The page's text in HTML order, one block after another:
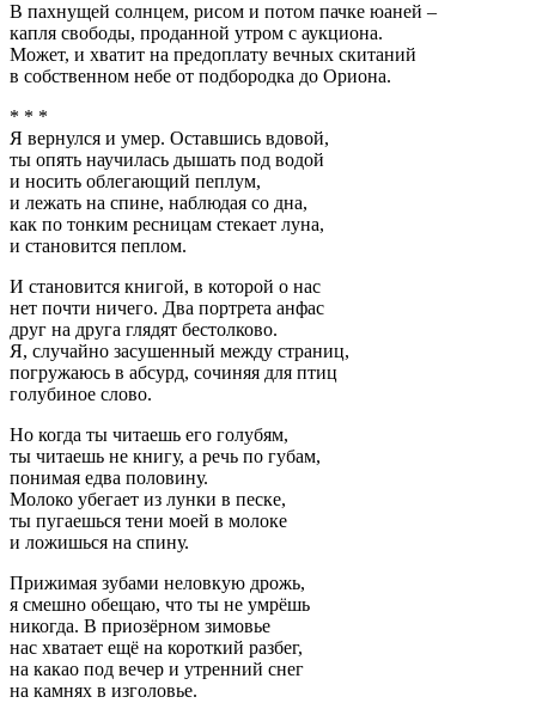
В пахнущей солнцем, рисом и потом пачке юаней –
капля свободы, проданной утром с аукциона.
Может, и хватит на предоплату вечных скитаний
в собственном небе от подбородка до Ориона.
* * *
Я вернулся и умер. Оставшись вдовой,
ты опять научилась дышать под водой
и носить облегающий пеплум,
и лежать на спине, наблюдая со дна,
как по тонким ресницам стекает луна,
и становится пеплом.
И становится книгой, в которой о нас
нет почти ничего. Два портрета анфас
друг на друга глядят бестолково.
Я, случайно засушенный между страниц,
погружаюсь в абсурд, сочиняя для птиц
голубиное слово.
Но когда ты читаешь его голубям,
ты читаешь не книгу, а речь по губам,
понимая едва половину.
Молоко убегает из лунки в песке,
ты пугаешься тени моей в молоке
и ложишься на спину.
Прижимая зубами неловкую дрожь,
я смешно обещаю, что ты не умрёшь
никогда. В приозёрном зимовье
нас хватает ещё на короткий разбег,
на какао под вечер и утренний снег
на камнях в изголовье.